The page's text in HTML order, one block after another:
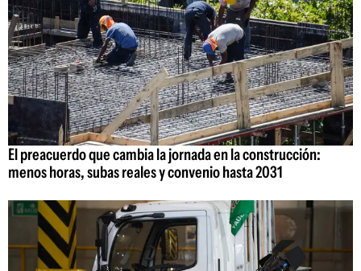
El preacuerdo que cambia la jornada en la construcción:
menos horas, subas reales y convenio hasta 2031